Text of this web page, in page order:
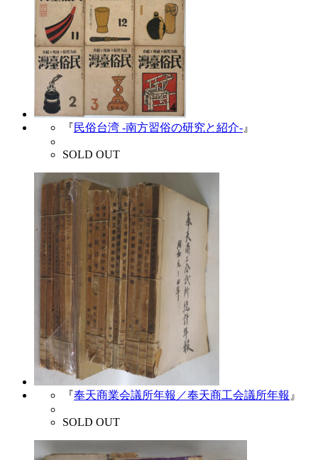
『民俗台湾 -南方習俗の研究と紹介- 』
SOLD OUT
『奉天商業会議所年報／奉天商工会議所年報 』
SOLD OUT